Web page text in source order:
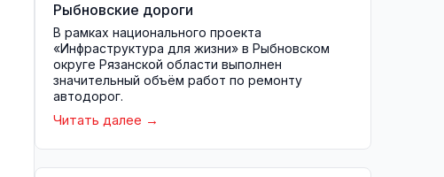
Рыбновские дороги
В рамках национального проекта
«Инфраструктура для жизни» в Рыбновском
округе Рязанской области выполнен
значительный объём работ по ремонту
автодорог.
Читать далее